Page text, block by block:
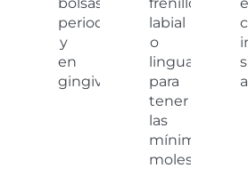
bolsas
periodontales
y
en
gingivectomías.
frenillo
labial
o
lingual)
para
tener
las
mínimas
molestias.